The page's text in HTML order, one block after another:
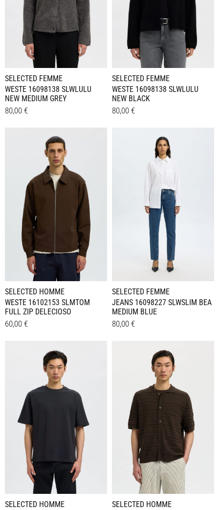
können
auf
der
Produktseite
gewählt
werden
der
Produktseite
gewählt
werden
SELECTED FEMME
WESTE 16098138 SLWLULU
NEW MEDIUM GREY
80,00 €
Produkt
mehrere
Varianten
auf.
Optionen
können
auf
Produktseite
gewählt
werden
SELECTED FEMME
WESTE 16098138 SLWLULU
NEW BLACK
80,00 €
Produkt
mehrere
Varianten
Optionen
können
Produktseite
gewählt
SELECTED HOMME
WESTE 16102153 SLMTOM
FULL ZIP DELECIOSO
60,00 €
Produkt
mehrere
Varianten
auf.
Die
können
auf
der
Produktseite
gewählt
werden
SELECTED FEMME
JEANS 16098227 SLWSLIM BEA
MEDIUM BLUE
80,00 €
Produkt
mehrere
Varianten
auf.
Optionen
können
der
Produktseite
gewählt
werden
SELECTED HOMME
SELECTED HOMME